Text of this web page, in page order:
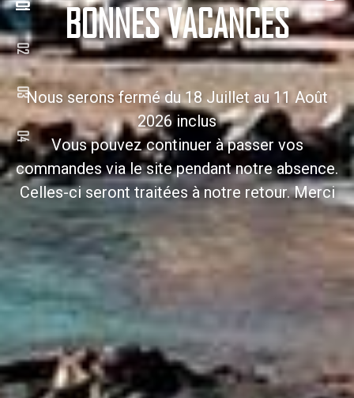
BONNES VACANCES
Nous serons fermé du 18 Juillet au 11 Août
2026 inclus
Vous pouvez continuer à passer vos
commandes via le site pendant notre absence.
Celles-ci seront traitées à notre retour. Merci